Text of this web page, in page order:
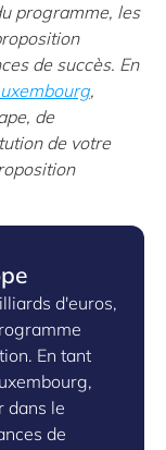
programme, les
de succès. En
,
de
de votre
d'euros,
En tant
dans le
de